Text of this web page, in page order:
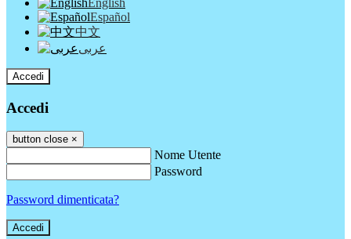
English
Español
中文
عربى
Accedi
Accedi
button close ×
Nome Utente
Password
Password dimenticata?